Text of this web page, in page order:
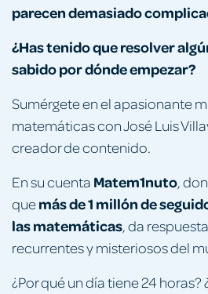
parecen demasiado
¿Has tenido que resolver
sabido por dónde empezar?
Sumérgete en el apasionante
matemáticas con José Luis
creador de contenido.
En su cuenta Matem1nuto,
quemás de 1 millón de
las matemáticas, da
recurrentes y misteriosos del
¿Por qué un día tiene 24 horas?